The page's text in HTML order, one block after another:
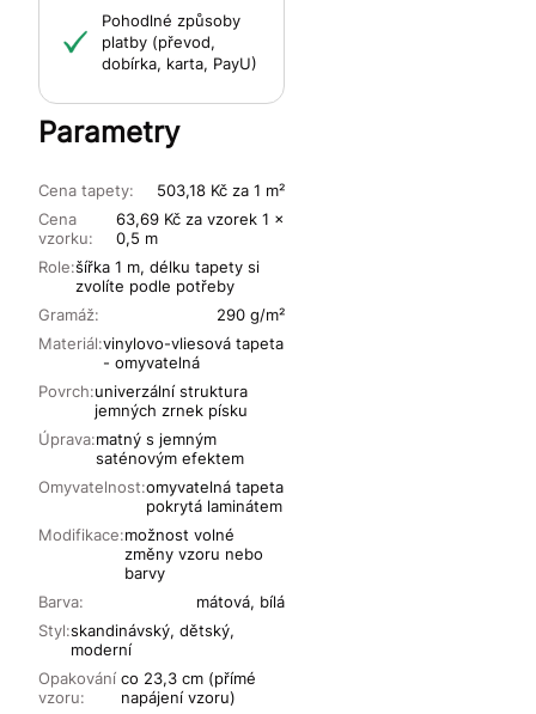
Pohodlné způsoby
platby (převod,
dobírka, karta, PayU)
Parametry
Cena tapety:
503,18 Kč za 1 m²
Cena
vzorku:
63,69 Kč za vzorek 1 x
0,5 m
Role:šířka 1 m, délku tapety si
zvolíte podle potřeby
Materiál:vinylovo-vliesová tapeta
- omyvatelná
Povrch:univerzální struktura
jemných zrnek písku
Úprava:matný s jemným
saténovým efektem
Omyvatelnost:omyvatelná tapeta
pokrytá laminátem
Modifikace:možnost volné
změny vzoru nebo
barvy
Barva:
mátová, bílá
Opakování
vzoru:
co 23,3 cm (přímé
napájení vzoru)
Gramáž: 290 g/m²
Styl:skandinávský, dětský,
moderní